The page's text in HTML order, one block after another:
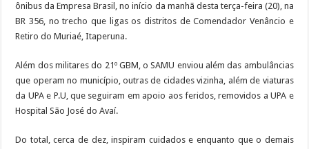
ônibus da Empresa Brasil, no início da manhã desta terça-feira (20), na
BR 356, no trecho que ligas os distritos de Comendador Venâncio e
Retiro do Muriaé, Itaperuna.
Além dos militares do 21º GBM, o SAMU enviou além das ambulâncias
que operam no município, outras de cidades vizinha, além de viaturas
da UPA e P.U, que seguiram em apoio aos feridos, removidos a UPA e
Hospital São José do Avaí.
Do total, cerca de dez, inspiram cuidados e enquanto que o demais